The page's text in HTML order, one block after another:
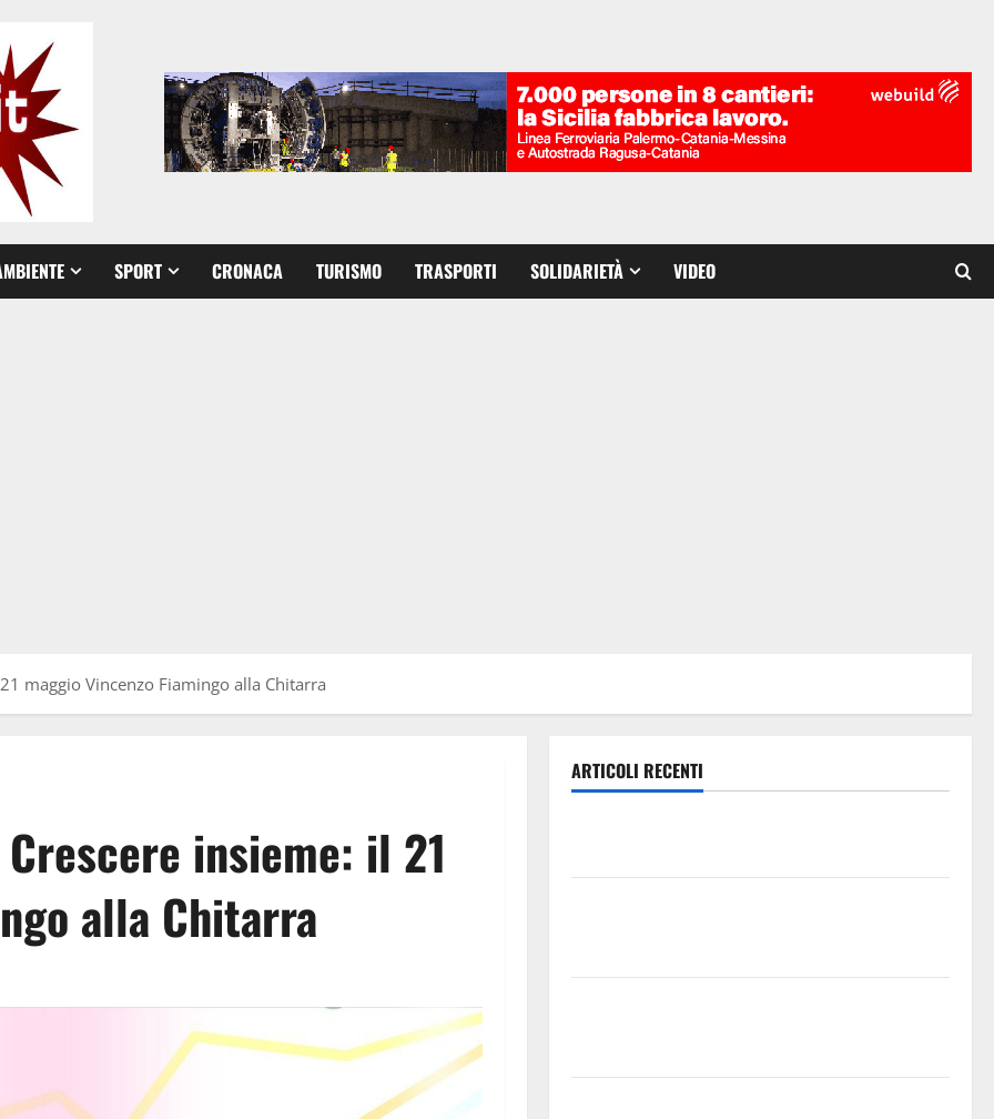
SPORT CRONACA TURISMO TRASPORTI SOLIDARIETÀ VIDEO
maggio Vincenzo Fiamingo alla Chitarra
insieme: il 21
alla Chitarra
ARTICOLI RECENTI